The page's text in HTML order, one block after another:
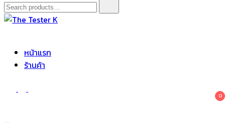
for:
หน้าแรก
ร้านค้า
0